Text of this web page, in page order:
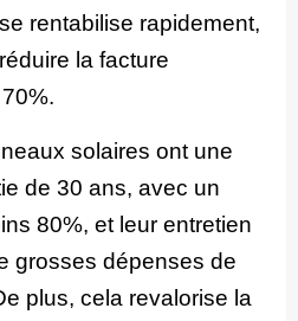
rentabilise rapidement,
la facture
solaires ont une
de 30 ans, avec un
80%, et leur entretien
grosses dépenses de
plus, cela revalorise la